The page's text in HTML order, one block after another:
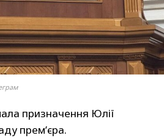
призначення Юлії
премʼєра.